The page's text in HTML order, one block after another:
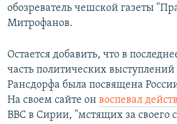
обозреватель чешской газеты
Митрофанов.
Остается добавить, что в
часть политических
Рансдорфа была посвящена
На своем сайте он воспевал
ВВС в Сирии, "мстящих за своего